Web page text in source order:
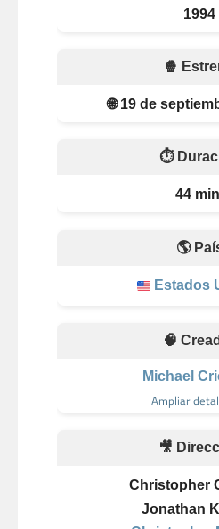
1994
🍿
🌐 19 de
⏱️
44
🌎
Estados
🧠
Michael
Ampliar
🎥
Christopher
Jonathan